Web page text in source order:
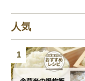
人気
1